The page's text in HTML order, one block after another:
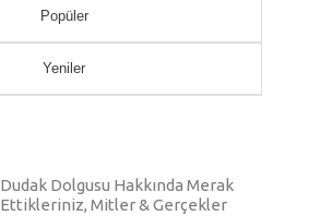
Popüler
Yeniler
Dudak Dolgusu Hakkında Merak
Ettikleriniz, Mitler & Gerçekler